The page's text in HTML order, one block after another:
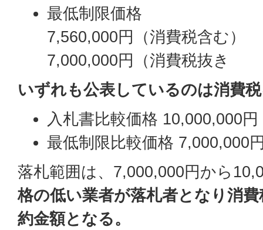
最低制限価格
7,560,000円（消費税含む）
7,000,000円（消費税抜き
いずれも公表しているのは消費
入札書比較価格 10,000,000円
最低制限比較価格 7,000,000
落札範囲は、7,000,000円から
格の低い業者が落札者となり消
約金額となる。